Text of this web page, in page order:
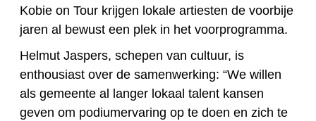
Kobie on Tour krijgen lokale artiesten de voorbije
jaren al bewust een plek in het voorprogramma.
Helmut Jaspers, schepen van cultuur, is
enthousiast over de samenwerking: “We willen
als gemeente al langer lokaal talent kansen
geven om podiumervaring op te doen en zich te